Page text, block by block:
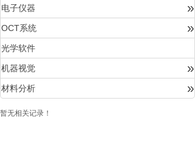
电子仪器 »
OCT系统 »
光学软件
机器视觉 »
材料分析 »
暂无相关记录！